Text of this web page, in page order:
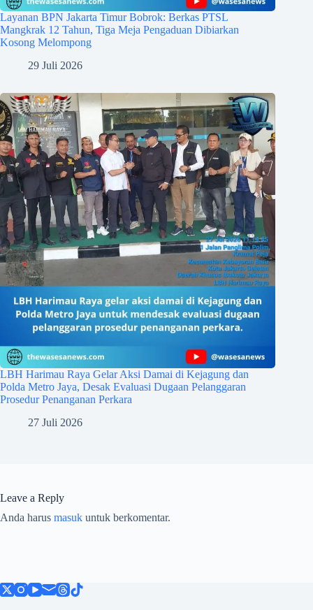
Layanan BPN Jakarta Timur Bobrok: Berkas PTSL
Mangkrak 12 Tahun, Tiga Meja Pengaduan Dibiarkan
Kosong Melompong
29 Juli 2026
LBH Harimau Raya Gelar Aksi Damai di Kejagung dan
Polda Metro Jaya, Desak Evaluasi Dugaan Pelanggaran
Prosedur Penanganan Perkara
27 Juli 2026
Leave a Reply
Anda harus masuk untuk berkomentar.